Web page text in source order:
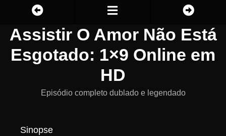
Assistir O Amor Não Está
Esgotado: 1×9 Online em
HD
Episódio completo dublado e legendado
Sinopse